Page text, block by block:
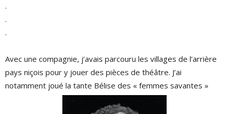
.
.
.
Avec une compagnie, j’avais parcouru les villages de l’arrière
pays niçois pour y jouer des pièces de théâtre. J’ai
notamment joué la tante Bélise des « femmes savantes »